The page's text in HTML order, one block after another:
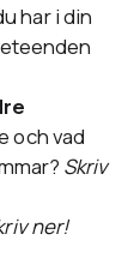
har i din
och vad
Skriv
ner!